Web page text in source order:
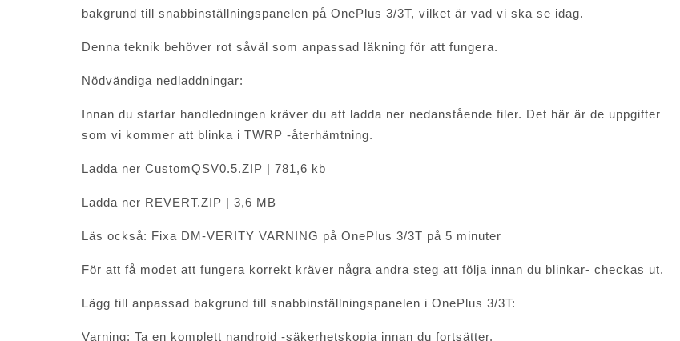
bakgrund till snabbinställningspanelen på OnePlus 3/3T, vilket är vad vi ska se idag.
Denna teknik behöver rot såväl som anpassad läkning för att fungera.
Nödvändiga nedladdningar:
Innan du startar handledningen kräver du att ladda ner nedanstående filer. Det här är de uppgifter
som vi kommer att blinka i TWRP -återhämtning.
Ladda ner CustomQSV0.5.ZIP | 781,6 kb
Ladda ner REVERT.ZIP | 3,6 MB
Läs också: Fixa DM-VERITY VARNING på OnePlus 3/3T på 5 minuter
För att få modet att fungera korrekt kräver några andra steg att följa innan du blinkar- checkas ut.
Lägg till anpassad bakgrund till snabbinställningspanelen i OnePlus 3/3T:
Varning: Ta en komplett nandroid -säkerhetskopia innan du fortsätter.